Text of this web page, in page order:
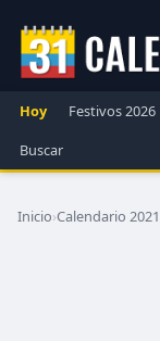
Hoy Festivos 2026
Buscar
Inicio›Calendario 2021